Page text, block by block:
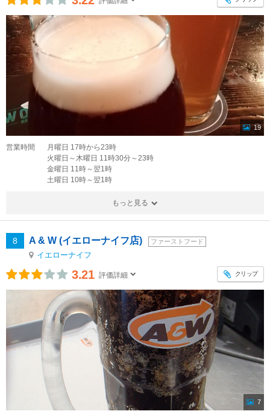
19
営業時間
月曜日 17時から23時
火曜日～木曜日 11時30分～23時
金曜日 11時～翌1時
土曜日 10時～翌1時
もっと見る
8 A & W (イエローナイフ店) ファーストフード
イエローナイフ
3.21 評価詳細 クリップ
7